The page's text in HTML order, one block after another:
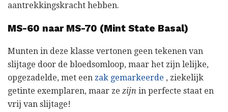
aantrekkingskracht hebben.
MS-60 naar MS-70 (Mint State Basal)
Munten in deze klasse vertonen geen tekenen van
slijtage door de bloedsomloop, maar het zijn lelijke,
opgezadelde, met een zak gemarkeerde , ziekelijk
getinte exemplaren, maar ze zijn in perfecte staat en
vrij van slijtage!